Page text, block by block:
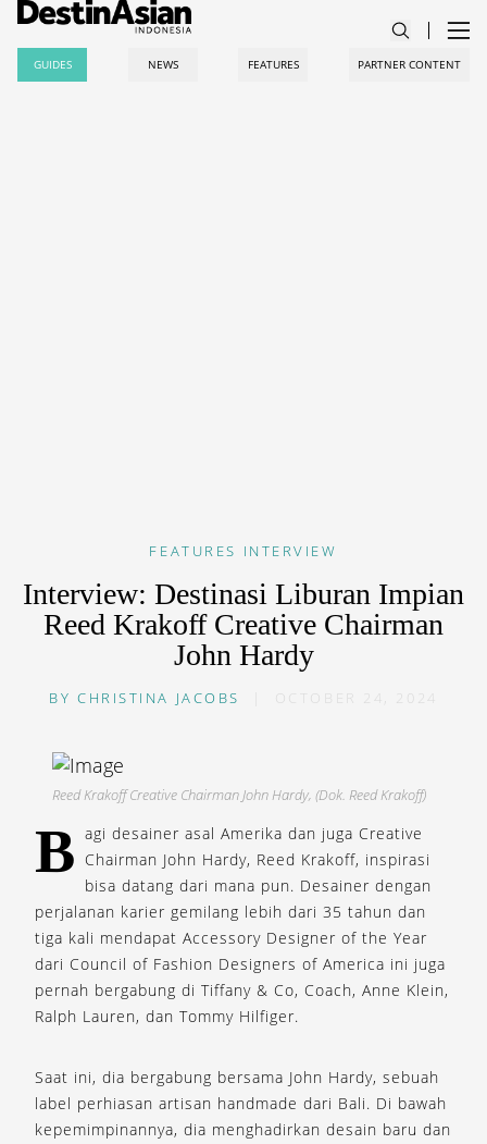
GUIDES NEWS FEATURES PARTNER CONTENT
FEATURES INTERVIEW
Interview: Destinasi Liburan Impian
Reed Krakoff Creative Chairman
John Hardy
BY CHRISTINA JACOBS OCTOBER 24, 2024
Reed Krakoff Creative Chairman John Hardy, (Dok. Reed Krakoff)
B agi desainer asal Amerika dan juga Creative
Chairman John Hardy, Reed Krakoff, inspirasi
bisa datang dari mana pun. Desainer dengan
perjalanan karier gemilang lebih dari 35 tahun dan
tiga kali mendapat Accessory Designer of the Year
dari Council of Fashion Designers of America ini juga
pernah bergabung di Tiffany & Co, Coach, Anne Klein,
Ralph Lauren, dan Tommy Hilfiger.
Saat ini, dia bergabung bersama John Hardy, sebuah
label perhiasan artisan handmade dari Bali. Di bawah
kepemimpinannya, dia menghadirkan desain baru dan